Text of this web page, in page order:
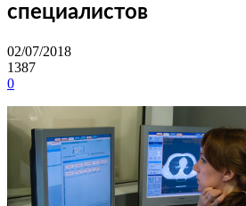
специалистов
02/07/2018
1387
0